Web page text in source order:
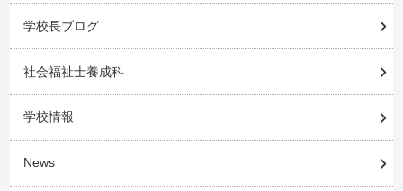
学校長ブログ
社会福祉士養成科
学校情報
News